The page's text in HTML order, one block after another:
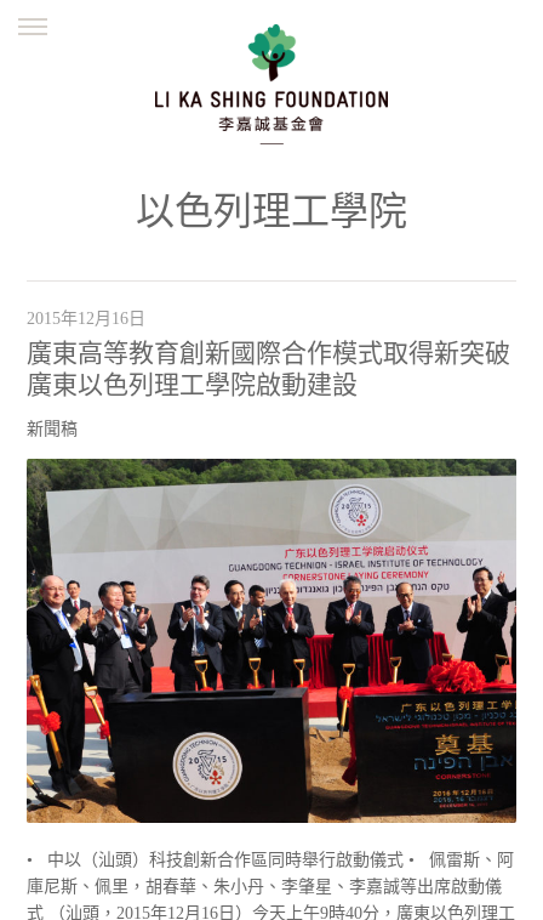
並肩同行
繁體
以色列理工學院
2015年12月16日
廣東高等教育創新國際合作模式取得新突破
廣東以色列理工學院啟動建設
新聞稿
• 中以（汕頭）科技創新合作區同時舉行啟動儀式 • 佩雷斯、阿
庫尼斯、佩里，胡春華、朱小丹、李肇星、李嘉誠等出席啟動儀
式 （汕頭，2015年12月16日）今天上午9時40分，廣東以色列理工